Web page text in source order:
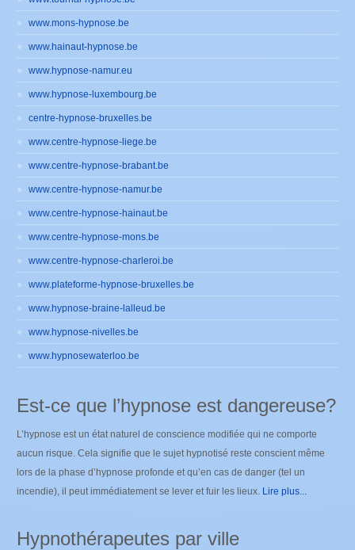
www.mons-hypnose.be
www.hainaut-hypnose.be
www.hypnose-namur.eu
www.hypnose-luxembourg.be
centre-hypnose-bruxelles.be
www.centre-hypnose-liege.be
www.centre-hypnose-brabant.be
www.centre-hypnose-namur.be
www.centre-hypnose-hainaut.be
www.centre-hypnose-mons.be
www.centre-hypnose-charleroi.be
www.plateforme-hypnose-bruxelles.be
www.hypnose-braine-lalleud.be
www.hypnose-nivelles.be
www.hypnosewaterloo.be
Est-ce que l’hypnose est dangereuse?
L’hypnose est un état naturel de conscience modifiée qui ne comporte
aucun risque. Cela signifie que le sujet hypnotisé reste conscient même
lors de la phase d’hypnose profonde et qu’en cas de danger (tel un
incendie), il peut immédiatement se lever et fuir les lieux. Lire plus...
Hypnothérapeutes par ville